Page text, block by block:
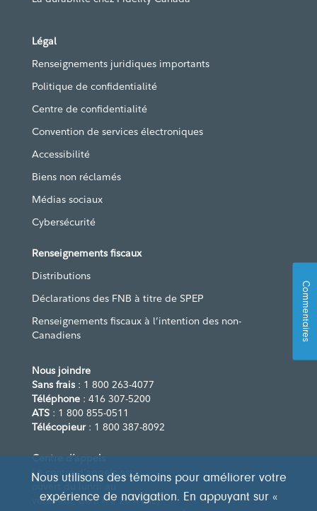
Légal
Renseignements juridiques importants
Politique de confidentialité
Centre de confidentialité
Convention de services électroniques
Accessibilité
Biens non réclamés
Médias sociaux
Cybersécurité
Renseignements fiscaux
Distributions
Déclarations des FNB à titre de SPEP
Renseignements fiscaux à l’intention des non-
Canadiens
Nous joindre
Sans frais: 1 800 263-4077
Téléphone : 416 307-5200
ATS : 1 800 855-0511
Télécopieur: 1 800 387-8092
Centre d’appels
Le centre d’appels est
vendredi, de 8 h à 20 h (HE)
Nous utilisons des témoins pour améliorer votre
expérience de navigation. En appuyant sur «
Commentaires